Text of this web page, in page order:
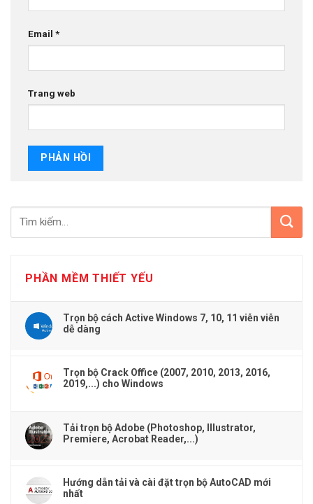
PHẦN MỀM THIẾT YẾU
Trọn bộ cách Active Windows 7, 10, 11 viễn viễn
dễ dàng
Trọn bộ Crack Office (2007, 2010, 2013, 2016,
2019,...) cho Windows
Tải trọn bộ Adobe (Photoshop, Illustrator,
Premiere, Acrobat Reader,...)
Hướng dẫn tải và cài đặt trọn bộ AutoCAD mới
nhất
Email *
Trang web